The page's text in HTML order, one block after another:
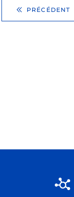
PRÉCÉDENT